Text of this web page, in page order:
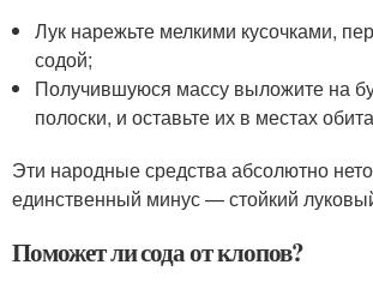
Лук нарежьте мелкими кусочками,
содой;
Получившуюся массу выложите на
полоски, и оставьте их в местах
Эти народные средства абсолютно
единственный минус — стойкий
Поможет ли сода от клопов?